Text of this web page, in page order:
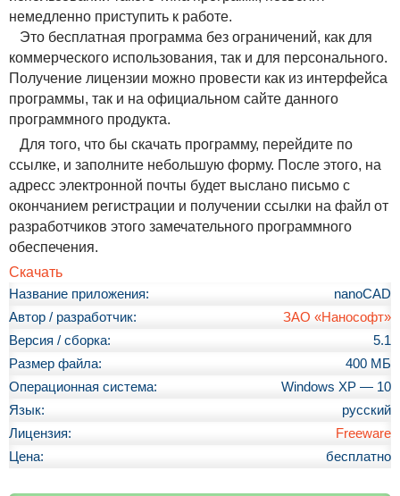
немедленно приступить к работе.
Это бесплатная программа без ограничений, как для
коммерческого использования, так и для персонального.
Получение лицензии можно провести как из интерфейса
программы, так и на официальном сайте данного
программного продукта.
Для того, что бы скачать программу, перейдите по
ссылке, и заполните небольшую форму. После этого, на
адресс электронной почты будет выслано письмо с
окончанием регистрации и получении ссылки на файл от
разработчиков этого замечательного программного
обеспечения.
Скачать
Название приложения:
nanoCAD
Автор / разработчик:
ЗАО «Нанософт»
Версия / сборка:
5.1
Размер файла:
400 МБ
Операционная система:
Windows XP — 10
Язык:
русский
Лицензия:
Freeware
Цена:
бесплатно